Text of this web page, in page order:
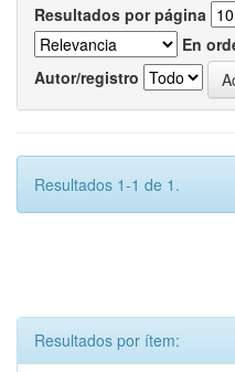
Resultados por página
En
Autor/registro
Resultados 1-1 de 1.
Resultados por ítem: